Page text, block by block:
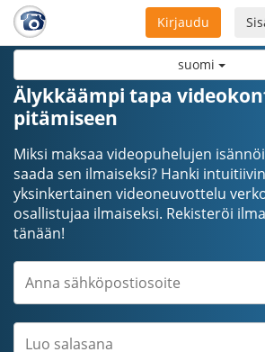
suomi
Kirjaudu
Älykkäämpi tapa
pitämiseen
Miksi maksaa videopuhelujen
saada sen ilmaiseksi? Hanki
yksinkertainen videoneuvottelu
osallistujaa ilmaiseksi. Rekisteröi
tänään!